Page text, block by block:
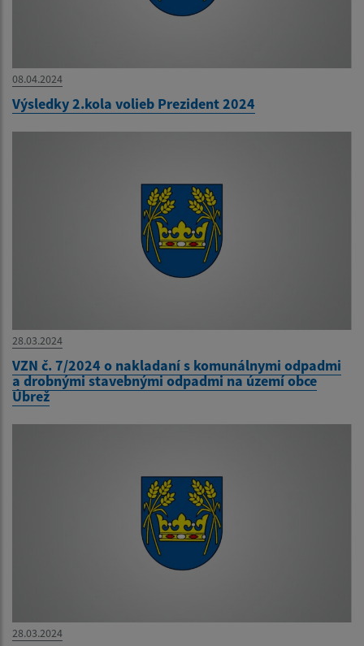
08.04.2024
Výsledky 2.kola volieb Prezident 2024
28.03.2024
VZN č. 7/2024 o nakladaní s komunálnymi odpadmi
a drobnými stavebnými odpadmi na území obce
Úbrež
28.03.2024